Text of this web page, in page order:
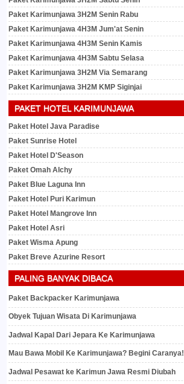
Paket Karimunjawa 3H2M Senin Rabu
Paket Karimunjawa 4H3M Jum'at Senin
Paket Karimunjawa 4H3M Senin Kamis
Paket Karimunjawa 4H3M Sabtu Selasa
Paket Karimunjawa 3H2M Via Semarang
Paket Karimunjawa 3H2M KMP Siginjai
PAKET HOTEL KARIMUNJAWA
Paket Hotel Java Paradise
Paket Sunrise Hotel
Paket Hotel D'Season
Paket Omah Alchy
Paket Blue Laguna Inn
Paket Hotel Puri Karimun
Paket Hotel Mangrove Inn
Paket Hotel Asri
Paket Wisma Apung
Paket Breve Azurine Resort
PALING BANYAK DIBACA
Paket Backpacker Karimunjawa
Obyek Tujuan Wisata Di Karimunjawa
Jadwal Kapal Dari Jepara Ke Karimunjawa
Mau Bawa Mobil Ke Karimunjawa? Begini Caranya!
Jadwal Pesawat ke Karimun Jawa Resmi Diubah